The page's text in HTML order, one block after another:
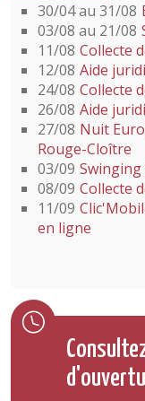
30/04 au 31/08
03/08 au 21/08
11/08 Collecte
12/08 Aide
24/08 Collecte
26/08 Aide
27/08 Nuit
Rouge-Cloître
03/09 Swinging
08/09 Collecte
11/09
en ligne